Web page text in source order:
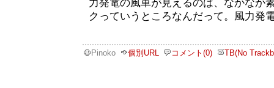
力発電の風車が見えるのは、なかなか
クっていうところなんだって。風力発
Pinoko 個別URL コメント(0) TB(No